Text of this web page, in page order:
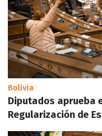
Bolivia
Diputados aprueba
Regularización de